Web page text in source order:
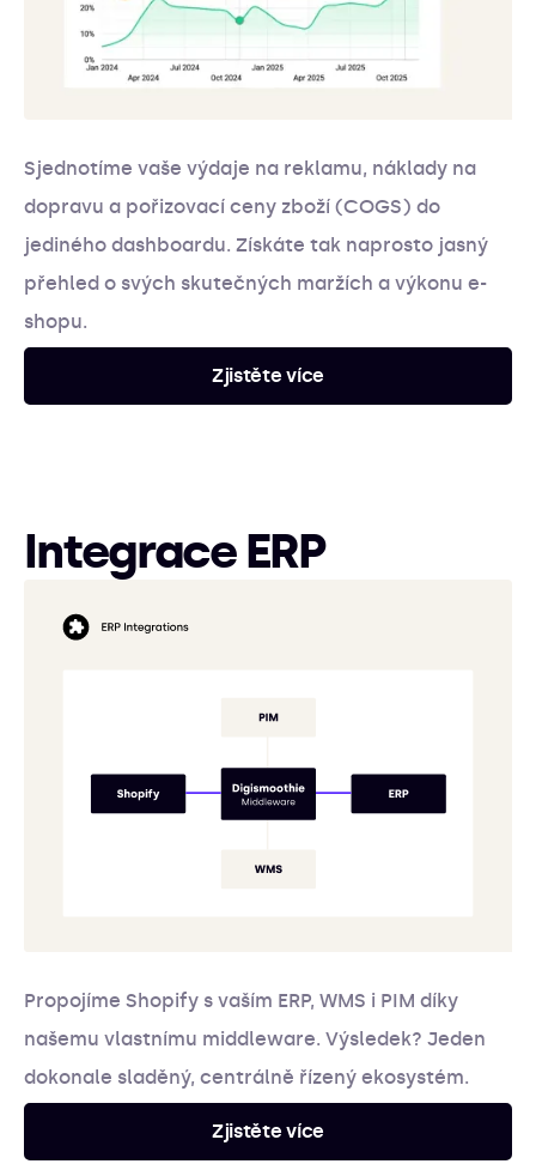
Sjednotíme vaše výdaje na reklamu, náklady na
dopravu a pořizovací ceny zboží (COGS) do
jediného dashboardu. Získáte tak naprosto jasný
přehled o svých skutečných maržích a výkonu e-
shopu.
Zjistěte více
Integrace ERP
Propojíme Shopify s vaším ERP, WMS i PIM díky
našemu vlastnímu middleware. Výsledek? Jeden
dokonale sladěný, centrálně řízený ekosystém.
Zjistěte více